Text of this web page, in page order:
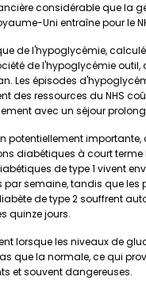
considérable que la
Uni entraîne pour le
de l'hypoglycémie,
de l'hypoglycémie outil,
Les épisodes
des ressources du NHS
avec un séjour
potentiellement importante,
diabétiques à court terme
de type 1 vivent
par semaine, tandis que les
de type 2 souffrent
quinze jours.
lorsque les niveaux de
que la normale, ce qui
et souvent dangereuses.